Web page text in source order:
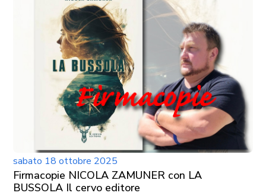
sabato 18 ottobre 2025
Firmacopie NICOLA ZAMUNER con LA
BUSSOLA Il cervo editore